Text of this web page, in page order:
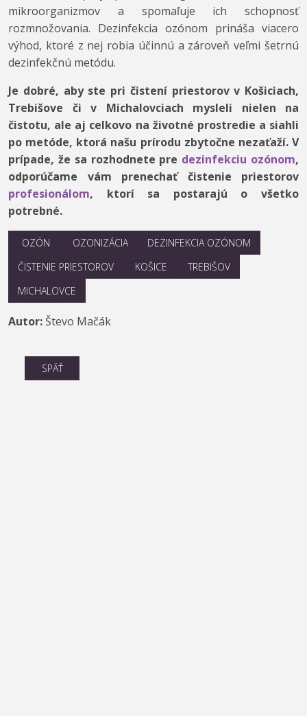
mikroorganizmov a spomaľuje ich schopnosť
rozmnožovania. Dezinfekcia ozónom prináša viacero
výhod, ktoré z nej robia účinnú a zároveň veľmi šetrnú
dezinfekčnú metódu.
Je dobré, aby ste pri čistení priestorov v Košiciach,
Trebišove či v Michalovciach mysleli nielen na
čistotu, ale aj celkovo na životné prostredie a siahli
po metóde, ktorá našu prírodu zbytočne nezaťaží. V
prípade, že sa rozhodnete pre dezinfekciu ozónom,
odporúčame vám prenechať čistenie priestorov
profesionálom, ktorí sa postarajú o všetko
potrebné.
OZÓN OZONIZÁCIA
DEZINFEKCIA OZÓNOM
ČISTENIE PRIESTOROV
KOŠICE
TREBIŠOV
MICHALOVCE
Autor: Števo Mačák
SPÄŤ